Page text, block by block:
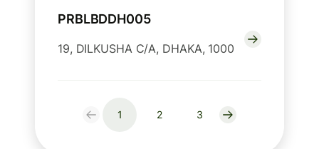
PRBLBDDH005
19, DILKUSHA C/A, DHAKA, 1000
1 2 3